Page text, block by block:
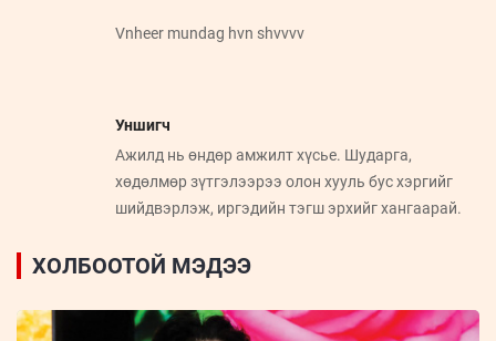
Vnheer mundag hvn shvvvv
Уншигч
Ажилд нь өндөр амжилт хүсье. Шударга,
хөдөлмөр зүтгэлээрээ олон хууль бус хэргийг
шийдвэрлэж, иргэдийн тэгш эрхийг хангаарай.
ХОЛБООТОЙ МЭДЭЭ